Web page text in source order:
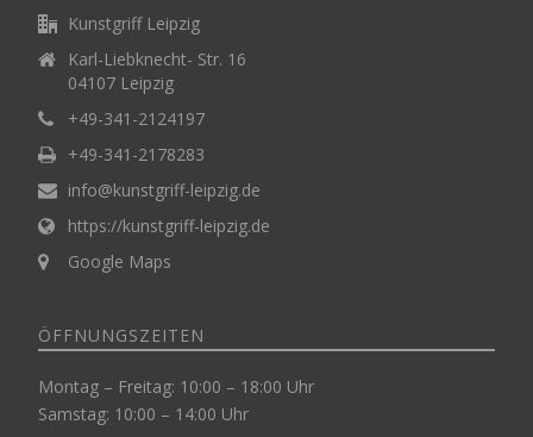
Kunstgriff Leipzig
Karl-Liebknecht- Str. 16
04107 Leipzig
+49-341-2124197
+49-341-2178283
info@kunstgriff-leipzig.de
https://kunstgriff-leipzig.de
Google Maps
ÖFFNUNGSZEITEN
Montag – Freitag: 10:00 – 18:00 Uhr
Samstag: 10:00 – 14:00 Uhr